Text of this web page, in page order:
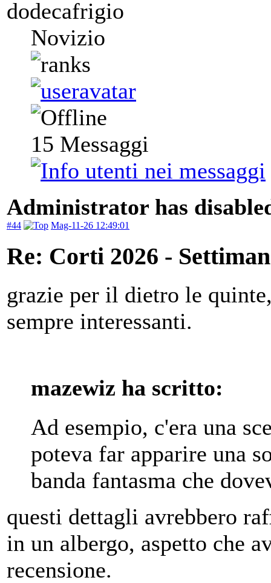
dodecafrigio
Novizio
15 Messaggi
Administrator has
#44 Mag-11-26 12:49:01
Re: Corti 2026 -
grazie per il dietro le
sempre interessanti.
mazewiz ha scritto:
Ad esempio, c'era una
poteva far apparire una
banda fantasma che
questi dettagli avrebbero
in un albergo, aspetto che
recensione.